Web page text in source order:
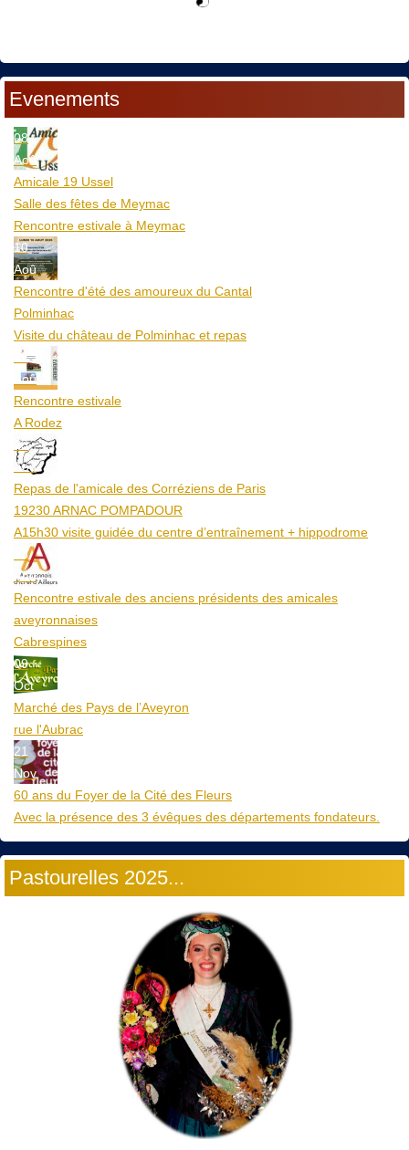
Evenements
08
Aoû
Amicale 19 Ussel
Salle des fêtes de Meymac
Rencontre estivale à Meymac
10
Aoû
Rencontre d'été des amoureux du Cantal
Polminhac
Visite du château de Polminhac et repas
12
Aoû
Rencontre estivale
A Rodez
23
Aoû
Repas de l'amicale des Corréziens de Paris
19230 ARNAC POMPADOUR
A15h30 visite guidée du centre d’entraînement + hippodrome
25
Aoû
Rencontre estivale des anciens présidents des amicales
aveyronnaises
Cabrespines
09
Oct
Marché des Pays de l’Aveyron
rue l'Aubrac
21
Nov
60 ans du Foyer de la Cité des Fleurs
Avec la présence des 3 évêques des départements fondateurs.
Pastourelles 2025...